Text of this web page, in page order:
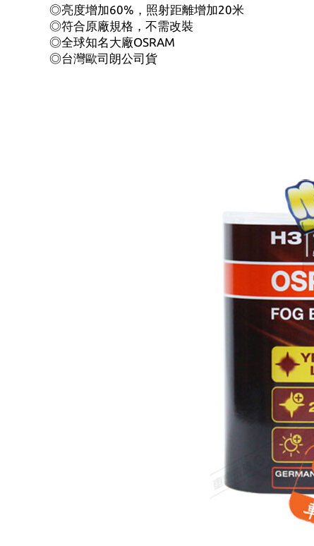
◎亮度增加60%，照射距離增加20米
◎符合原廠規格，不需改裝
◎全球知名大廠OSRAM
◎台灣歐司朗公司貨